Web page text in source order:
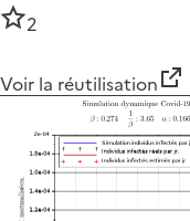
2
Voir la réutilisation